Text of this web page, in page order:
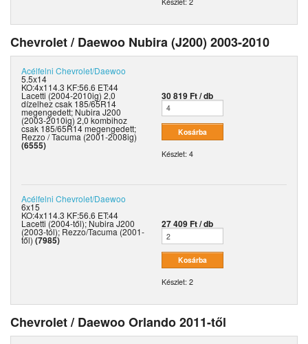
Chevrolet / Daewoo Nubira (J200) 2003-2010
Acélfelni Chevrolet/Daewoo
5.5x14
KO:4x114.3 KF:56.6 ET:44
Lacetti (2004-2010ig) 2,0
dízelhez csak 185/65R14
megengedett; Nubira J200
(2003-2010ig) 2,0 kombihoz
csak 185/65R14 megengedett;
Rezzo / Tacuma (2001-2008ig)
(6555)
30 819 Ft / db
Készlet: 4
Acélfelni Chevrolet/Daewoo
6x15
KO:4x114.3 KF:56.6 ET:44
Lacetti (2004-től); Nubira J200
(2003-tól); Rezzo/Tacuma (2001-
től) (7985)
27 409 Ft / db
Készlet: 2
Chevrolet / Daewoo Orlando 2011-től